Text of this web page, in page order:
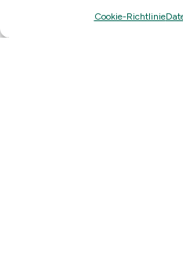
Cookie-Richtlinie